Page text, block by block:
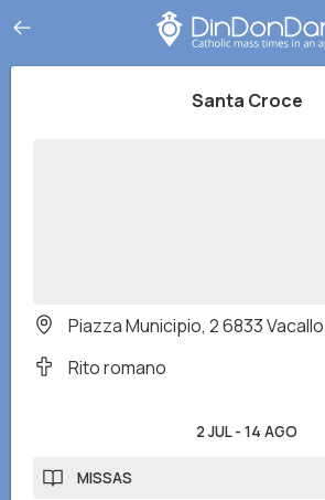
Santa Croce
Piazza Municipio, 2 6833
Rito romano
2 JUL- 14 AGO
MISSAS